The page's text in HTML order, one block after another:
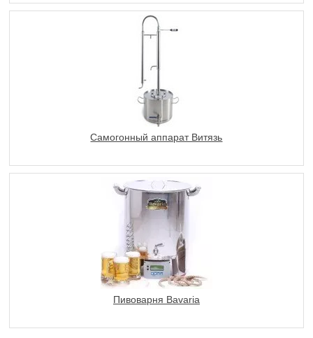
Самогонный аппарат Витязь
Пивоварня Bavaria